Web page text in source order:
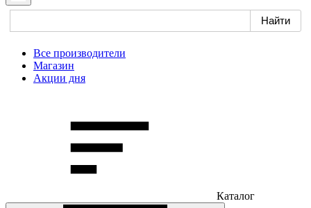
Все производители
Магазин
Акции дня
Каталог